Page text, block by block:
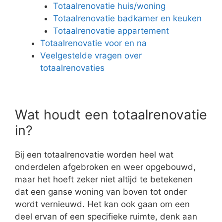
Totaalrenovatie huis/woning
Totaalrenovatie badkamer en keuken
Totaalrenovatie appartement
Totaalrenovatie voor en na
Veelgestelde vragen over
totaalrenovaties
Wat houdt een totaalrenovatie
in?
Bij een totaalrenovatie worden heel wat
onderdelen afgebroken en weer opgebouwd,
maar het hoeft zeker niet altijd te betekenen
dat een ganse woning van boven tot onder
wordt vernieuwd. Het kan ook gaan om een
deel ervan of een specifieke ruimte, denk aan